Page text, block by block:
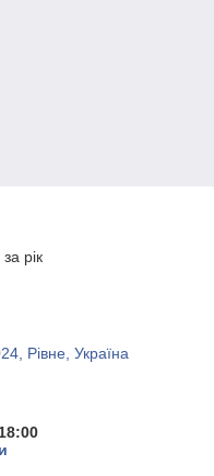
рік
Рівне, Україна